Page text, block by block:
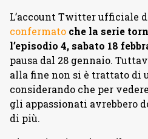
L’account Twitter ufficiale
confermato che la serie
l’episodio 4, sabato 18
pausa dal 28 gennaio.
alla fine non si è trattato di
considerando che per
gli appassionati avrebbero
di più.